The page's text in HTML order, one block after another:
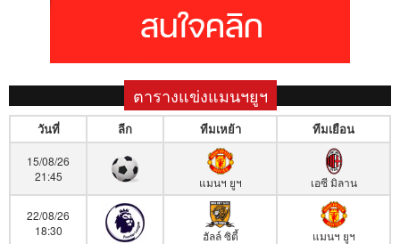
ตารางแข่งแมนฯยูฯ
วันที่ ลีก ทีมเหย้า ทีมเยือน
15/08/26
21:45
แมนฯ ยูฯ เอซี มิลาน
22/08/26
18:30
ฮัลล์ ซิตี้ แมนฯ ยูฯ